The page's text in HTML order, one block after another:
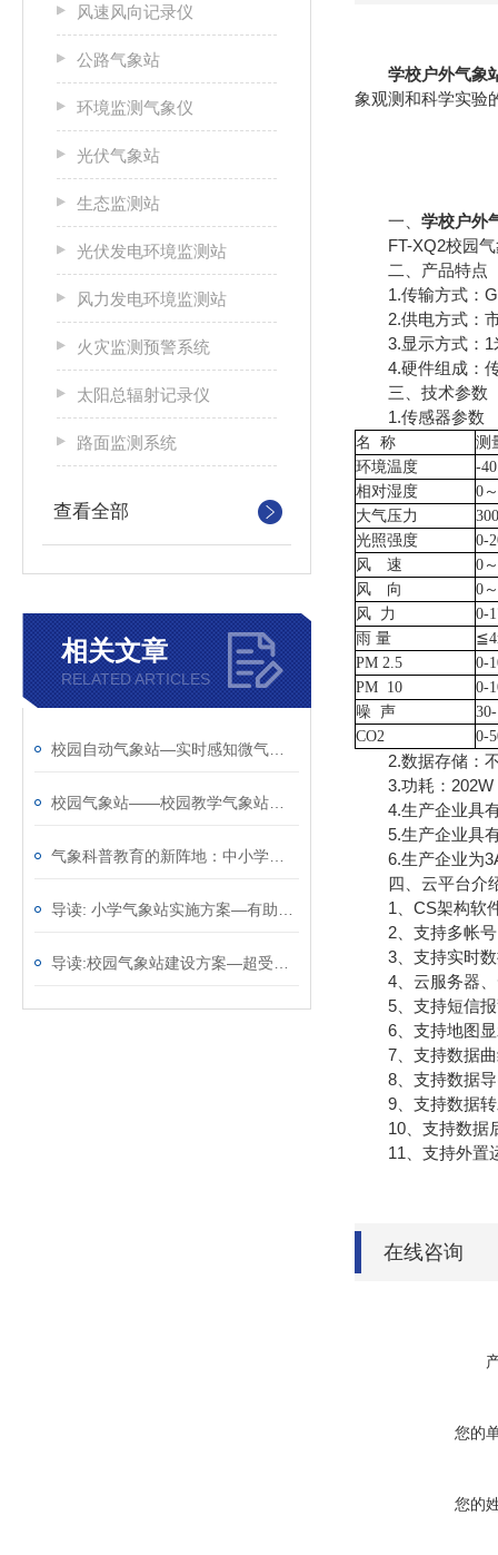
风速风向记录仪
公路气象站
环境监测气象仪
光伏气象站
生态监测站
光伏发电环境监测站
风力发电环境监测站
火灾监测预警系统
太阳总辐射记录仪
路面监测系统
查看全部
相关文章
RELATED ARTICLES
学校户外气象
象观测和科学实验
一、 学校户外
FT-XQ2校园气
二、产品特点
1.传输方式：
2.供电方式：
3.显示方式：1
4.硬件组成：传
三、技术参数
1.传感器参数
名 称
测
环境温度
-
相对湿度
0
大气压力
光照强度
0-
风 速
0
风 向
0
风 力
0-
雨 量
PM 2.5
0-
PM 10
0-
噪 声
CO2
0-
2.数据存储：不
3.功耗：202W
4.生产企业具有
5.生产企业具有
6.生产企业为
四、云平台介
1、CS架构软件
2、支持多帐号
3、支持实时数
4、云服务器、
5、支持短信报
6、支持地图显
7、支持数据曲
8、支持数据导
9、支持数据转
10、支持数据
11、支持外置
在线咨询
您的
您的